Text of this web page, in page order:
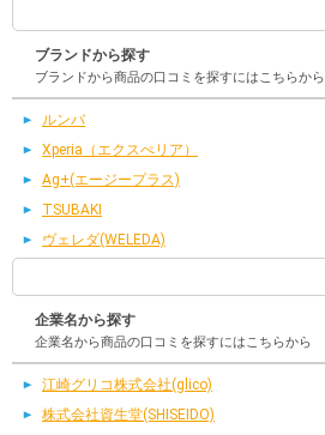
ブランドから探す
ブランドから商品の口コミを探すにはこちらから
ルンバ
Xperia（エクスぺリア）
Ag+(エージープラス)
TSUBAKI
ヴェレダ(WELEDA)
企業名から探す
企業名から商品の口コミを探すにはこちらから
江崎グリコ株式会社(glico)
株式会社資生堂(SHISEIDO)